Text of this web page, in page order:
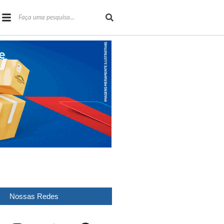
Nossas Redes